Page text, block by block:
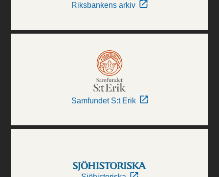
Riksbankens arkiv
Samfundet S:t Erik